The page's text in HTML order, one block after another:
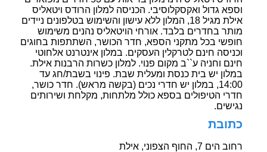
וספא גדול ואקסקלוסיבי. הכניסה למלון הרודס ויטאליס
אילת מגיל 18, המלון ללא עישון והשימוש בטלפונים ניידים
מותר בחדרים בלבד. אורחי הויטאליס נהנים משימוש
חופשי בכל מתקני הספא, חדר הכושר, השתתפות בחוגים
וכניסה חינם לטרקלין העסקים. במלון אינטרנט אלחוטי
חינם וחניה ע``ב מקום פנוי. למלון כשרות הרבנות אילת.
במלון יש בית כנסת ומעלית שבת. פינוי בשבת/חג עד
14:00, במלון יש חדרי נכים (בקשה מראש). חדר כושר,
חדרי הטיפולים בספא כולל מלתחות, מקלחת ושירותים
נגישים.
כתובת
רחוב הים 7, החוף הצפוני, אילת